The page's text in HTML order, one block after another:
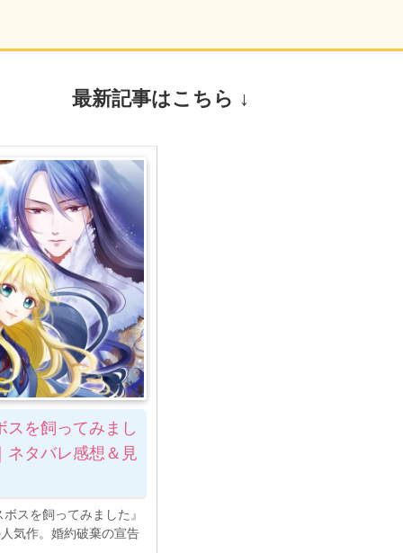
最新記事はこちら ↓
スを飼ってみまし
ネタバレ感想＆見
スを飼ってみました』
気作。婚約破棄の宣告